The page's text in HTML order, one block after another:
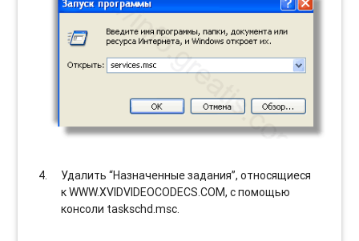
Удалить “Назначенные задания”, относящиеся
к WWW.XVIDVIDEOCODECS.COM, с помощью
консоли taskschd.msc.